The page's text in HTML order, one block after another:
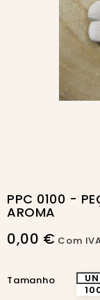
PPC 0100 - PEÇA EM PÓ CERÂMICO CRU - SEM
AROMA
0,00 € Com
Tamanho